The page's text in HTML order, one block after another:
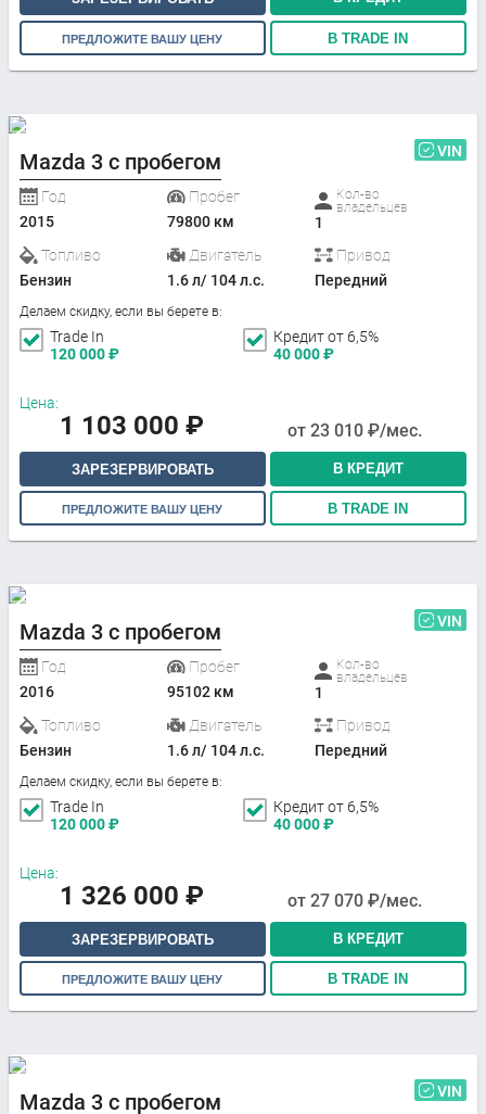
ПРЕДЛОЖИТЕ ВАШУ ЦЕНУ В TRADE IN
Mazda 3 с пробегом VIN
Год
2015
Пробег
79800 км
Кол-во
владельцев
1
Топливо
Бензин
Двигатель
1.6 л/ 104 л.с.
Привод
Передний
Делаем скидку, если вы берете в:
Trade In
120 000₽
Кредит от 6,5%
40 000₽
Цена:
1 103 000 ₽ от 23 010 ₽/мес.
ЗАРЕЗЕРВИРОВАТЬ В КРЕДИТ
ПРЕДЛОЖИТЕ ВАШУ ЦЕНУ В TRADE IN
Mazda 3 с пробегом VIN
Год
2016
Пробег
95102 км
Кол-во
владельцев
1
Топливо
Бензин
Двигатель
1.6 л/ 104 л.с.
Привод
Передний
Делаем скидку, если вы берете в:
Trade In
120 000₽
Кредит от 6,5%
40 000₽
Цена:
1 326 000 ₽ от 27 070 ₽/мес.
ЗАРЕЗЕРВИРОВАТЬ В КРЕДИТ
ПРЕДЛОЖИТЕ ВАШУ ЦЕНУ В TRADE IN
Mazda 3 с пробегом VIN